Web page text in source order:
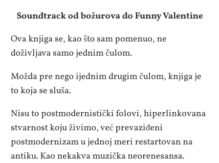
Soundtrack od božurova do Funny Valentine
Ova knjiga se, kao što sam pomenuo, ne
doživljava samo jednim čulom.
Možda pre nego ijednim drugim čulom, knjiga je
to koja se sluša.
Nisu to postmodernistički folovi, hiperlinkovana
stvarnost koju živimo, već prevaziđeni
postmodernizam u jednoj meri restartovan na
antiku. Kao nekakva muzička neorenesansa.